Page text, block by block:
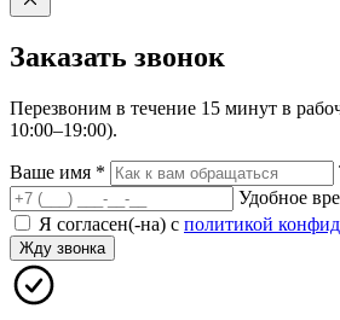
Заказать звонок
Перезвоним в течение 15 минут в
10:00–19:00).
Ваше имя *
Удобное
Я согласен(-на) с политикой
Жду звонка